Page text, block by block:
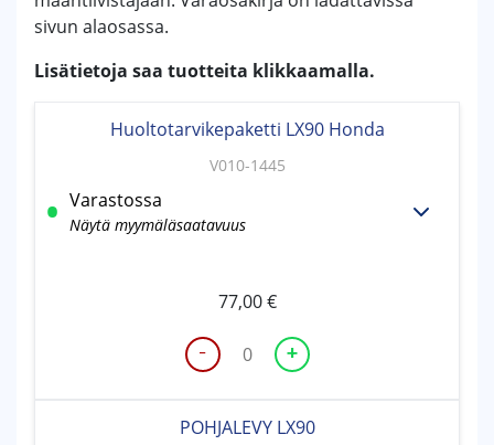
sivun alaosassa.
Lisätietoja saa tuotteita klikkaamalla.
-
Huoltotarvikepaketti
LX90
määrä
+
Huoltotarvikepaketti LX90 Honda
V010-1445
Varastossa
Näytä myymäläsaatavuus
77,00€
POHJALEVY LX90